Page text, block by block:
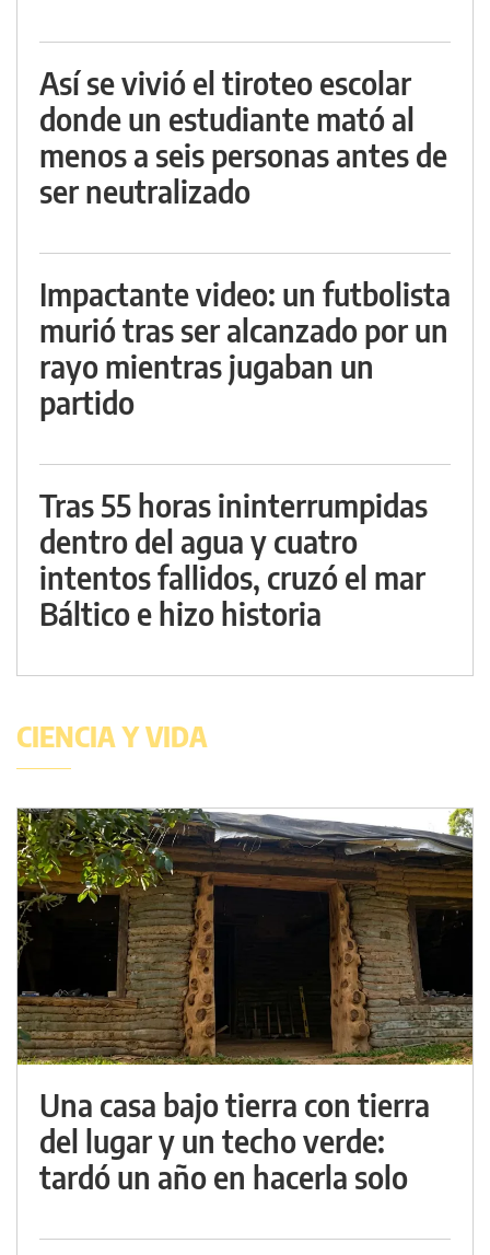
Así se vivió el tiroteo escolar
donde un estudiante mató al
menos a seis personas antes de
ser neutralizado
Impactante video: un futbolista
murió tras ser alcanzado por un
rayo mientras jugaban un
partido
Tras 55 horas ininterrumpidas
dentro del agua y cuatro
intentos fallidos, cruzó el mar
Báltico e hizo historia
CIENCIA Y VIDA
Una casa bajo tierra con tierra
del lugar y un techo verde:
tardó un año en hacerla solo